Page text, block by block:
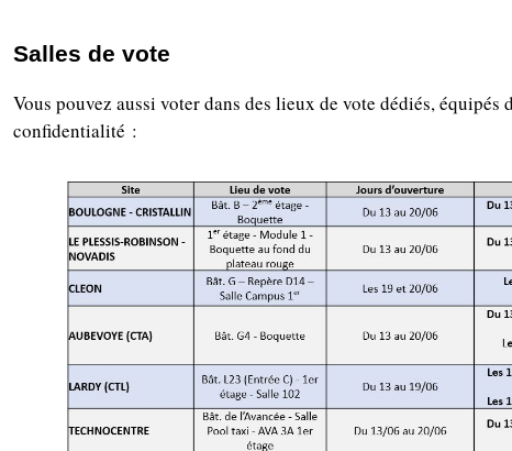
Salles de vote
Vous pouvez aussi voter dans des lieux de vote dédiés, équipés
confidentialité :